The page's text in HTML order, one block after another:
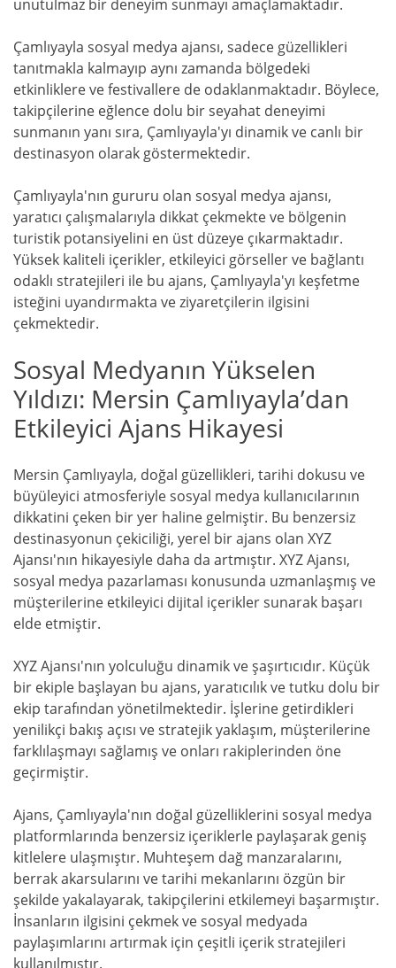
unutulmaz bir deneyim sunmayı amaçlamaktadır.
Çamlıyayla sosyal medya ajansı, sadece güzellikleri
tanıtmakla kalmayıp aynı zamanda bölgedeki
etkinliklere ve festivallere de odaklanmaktadır. Böylece,
takipçilerine eğlence dolu bir seyahat deneyimi
sunmanın yanı sıra, Çamlıyayla'yı dinamik ve canlı bir
destinasyon olarak göstermektedir.
Çamlıyayla'nın gururu olan sosyal medya ajansı,
yaratıcı çalışmalarıyla dikkat çekmekte ve bölgenin
turistik potansiyelini en üst düzeye çıkarmaktadır.
Yüksek kaliteli içerikler, etkileyici görseller ve bağlantı
odaklı stratejileri ile bu ajans, Çamlıyayla'yı keşfetme
isteğini uyandırmakta ve ziyaretçilerin ilgisini
çekmektedir.
Sosyal Medyanın Yükselen
Yıldızı: Mersin Çamlıyayla’dan
Etkileyici Ajans Hikayesi
Mersin Çamlıyayla, doğal güzellikleri, tarihi dokusu ve
büyüleyici atmosferiyle sosyal medya kullanıcılarının
dikkatini çeken bir yer haline gelmiştir. Bu benzersiz
destinasyonun çekiciliği, yerel bir ajans olan XYZ
Ajansı'nın hikayesiyle daha da artmıştır. XYZ Ajansı,
sosyal medya pazarlaması konusunda uzmanlaşmış ve
müşterilerine etkileyici dijital içerikler sunarak başarı
elde etmiştir.
XYZ Ajansı'nın yolculuğu dinamik ve şaşırtıcıdır. Küçük
bir ekiple başlayan bu ajans, yaratıcılık ve tutku dolu bir
ekip tarafından yönetilmektedir. İşlerine getirdikleri
yenilikçi bakış açısı ve stratejik yaklaşım, müşterilerine
farklılaşmayı sağlamış ve onları rakiplerinden öne
geçirmiştir.
Ajans, Çamlıyayla'nın doğal güzelliklerini sosyal medya
platformlarında benzersiz içeriklerle paylaşarak geniş
kitlelere ulaşmıştır. Muhteşem dağ manzaralarını,
berrak akarsularını ve tarihi mekanlarını özgün bir
şekilde yakalayarak, takipçilerini etkilemeyi başarmıştır.
İnsanların ilgisini çekmek ve sosyal medyada
paylaşımlarını artırmak için çeşitli içerik stratejileri
kullanılmıştır.